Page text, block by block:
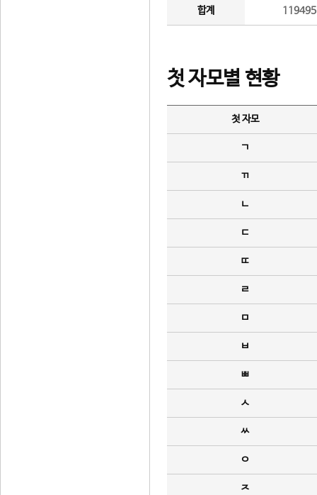
합계
첫 자모별 현황
첫 자모
ㄱ
ㄲ
ㄴ
ㄷ
ㄸ
ㄹ
ㅁ
ㅂ
ㅃ
ㅅ
ㅆ
ㅇ
ㅈ